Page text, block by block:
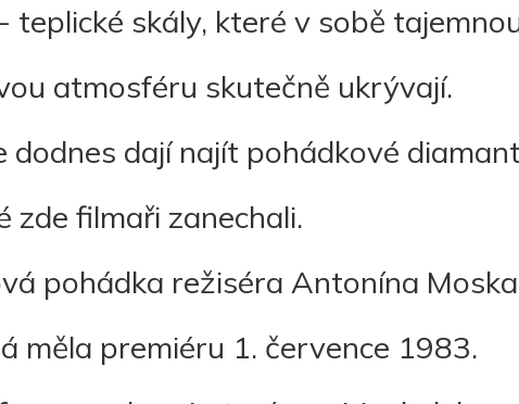
teplické skály, které v sobě
atmosféru skutečně ukrývají.
dodnes dají najít pohádkové
zde filmaři zanechali.
pohádka režiséra Antonína
měla premiéru 1. července 1983.